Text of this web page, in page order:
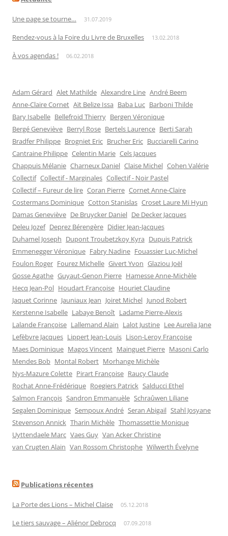
Une page se tourne… 31.07.2019
Rendez-vous à la Foire du Livre de Bruxelles 13.02.2018
À vos agendas ! 06.02.2018
Adam Gérard Alet Mathilde Alexandre Line André Beem
Anne-Claire Cornet Aït Belize Issa Baba Luc Barboni Thilde
Bary Isabelle Bellefroid Thierry Bergen Véronique
Bergé Geneviève Berryl Rose Bertels Laurence Berti Sarah
Bradfer Philippe Brogniet Eric Brucher Eric Bucciarelli Carino
Cantraine Philippe Celentin Marie Cels Jacques
Chappuis Mélanie Charneux Daniel Claise Michel Cohen Valérie
Collectif Collectif - Marginales Collectif - Noir Pastel
Collectif – Fureur de lire Coran Pierre Cornet Anne-Claire
Costermans Dominique Cotton Stanislas Croset Laure Mi Hyun
Damas Geneviève De Bruycker Daniel De Decker Jacques
Deleu Jozef Deprez Bérengère Didier Jean-Jacques
Duhamel Joseph Dupont Troubetzkoy Kyra Dupuis Patrick
Emmenegger Véronique Fabry Nadine Fouassier Luc-Michel
Foulon Roger Fourez Michelle Givert Yvon Glaziou Joël
Gosse Agathe Guyaut-Genon Pierre Hamesse Anne-Michèle
Hecq Jean-Pol Houdart Françoise Houriet Claudine
Jaquet Corinne Jauniaux Jean Joiret Michel Junod Robert
Kerstenne Isabelle Labaye Benoît Ladame Pierre-Alexis
Lalande Françoise Lallemand Alain Lalot Justine Lee Aurelia Jane
Lefèbvre Jacques Lippert Jean-Louis Lison-Leroy Françoise
Maes Dominique Magos Vincent Mainguet Pierre Masoni Carlo
Mendes Bob Montal Robert Morhange Michèle
Nys-Mazure Colette Pirart Françoise Raucy Claude
Rochat Anne-Frédérique Roegiers Patrick Salducci Ethel
Salmon François Sandron Emmanuèle Schraûwen Liliane
Segalen Dominique Sempoux André Seran Abigail Stahl Josyane
Stevenson Annick Tharin Michèle Thomassettie Monique
Uyttendaele Marc Vaes Guy Van Acker Christine
van Crugten Alain Van Rossom Christophe Wilwerth Évelyne
Publications récentes
La Porte des Lions – Michel Claise 05.12.2018
Le tiers sauvage – Aliénor Debrocq 07.09.2018